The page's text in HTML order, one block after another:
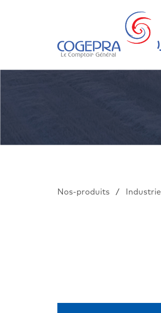
Nos-produits / Industrie